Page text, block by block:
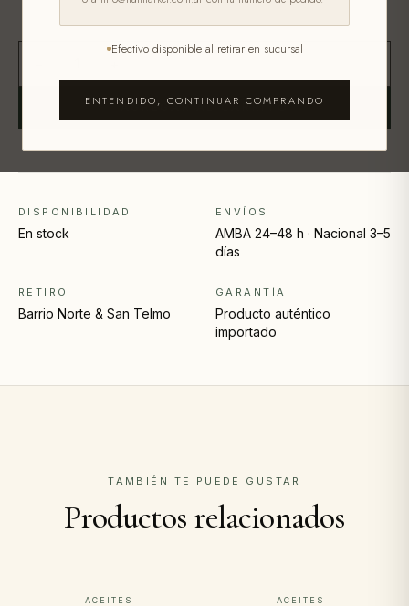
AGREGAR AL CARRITO
DISPONIBILIDAD
En stock
ENVÍOS
AMBA 24–48 h · Nacional 3–5
días
RETIRO
Barrio Norte & San Telmo
GARANTÍA
Producto auténtico
importado
TAMBIÉN TE PUEDE GUSTAR
Productos relacionados
ACEITES ACEITES
Efectivo disponible al retirar en sucursal
ENTENDIDO, CONTINUAR COMPRANDO